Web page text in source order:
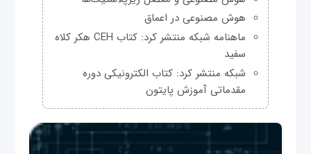
هوش مصنوعی در اعماق
ماهنامه شبکه منتشر کرد: کتاب CEH هکر کلاه
سفید
شبکه منتشر کرد: کتاب الکترونیکی دوره
مقدماتی آموزش پایتون